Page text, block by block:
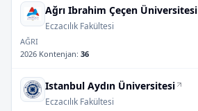
Ağrı Ibrahim Çeçen Üniversitesi
Eczacılık Fakültesi
AĞRI
2026 Kontenjan: 36
Istanbul Aydın Üniversitesi
Eczacılık Fakültesi